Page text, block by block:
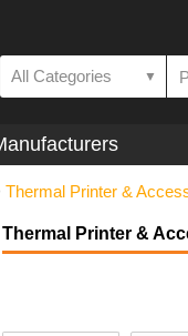
All Categories ▼
Thermal Printer &
Thermal Printer &